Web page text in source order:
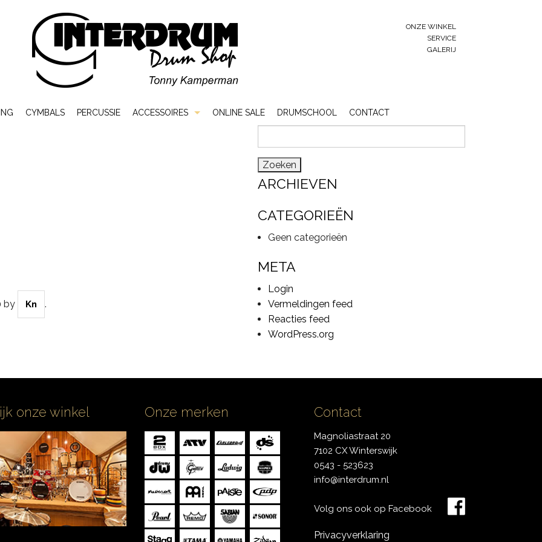
ONZE WINKEL
SERVICE
GALERIJ
CYMBALS PERCUSSIE ACCESSOIRES ONLINE SALE DRUMSCHOOL CONTACT
by Kn .
ARCHIEVEN
CATEGORIEËN
Geen categorieën
META
Login
Vermeldingen feed
Reacties feed
WordPress.org
onze winkel Onze merken Contact
Magnoliastraat 20
7102 CX Winterswijk
0543 - 523623
info@interdrum.nl
Volg ons ook op Facebook
Privacyverklaring